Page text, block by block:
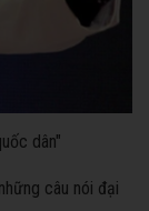
dân"
câu nói đại